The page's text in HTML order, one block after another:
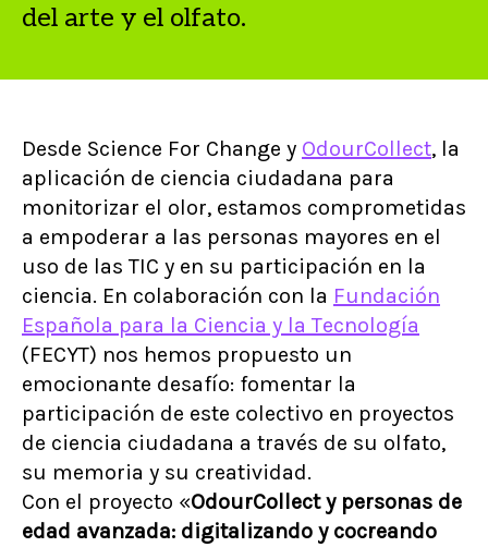
del arte y el olfato.
Desde Science For Change y OdourCollect, la
aplicación de ciencia ciudadana para
monitorizar el olor, estamos comprometidas
a empoderar a las personas mayores en el
uso de las TIC y en su participación en la
ciencia. En colaboración con la Fundación
Española para la Ciencia y la Tecnología
(FECYT) nos hemos propuesto un
emocionante desafío: fomentar la
participación de este colectivo en proyectos
de ciencia ciudadana a través de su olfato,
su memoria y su creatividad.
Con el proyecto «OdourCollect y personas de
edad avanzada: digitalizando y cocreando